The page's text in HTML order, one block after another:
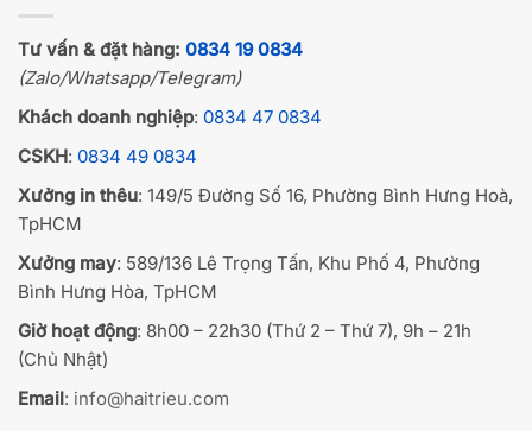
Tư vấn & đặt hàng: 0834 19 0834
(Zalo/Whatsapp/Telegram)
Khách doanh nghiệp: 0834 47 0834
CSKH: 0834 49 0834
Xưởng in thêu: 149/5 Đường Số 16, Phường Bình Hưng Hoà,
TpHCM
Xưởng may: 589/136 Lê Trọng Tấn, Khu Phố 4, Phường
Bình Hưng Hòa, TpHCM
Giờ hoạt động: 8h00 – 22h30 (Thứ 2 – Thứ 7), 9h – 21h
(Chủ Nhật)
Email: info@haitrieu.com